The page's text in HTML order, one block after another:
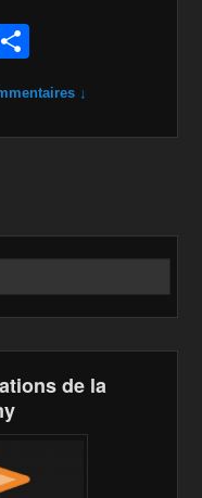
C
ta
g
↓
de la